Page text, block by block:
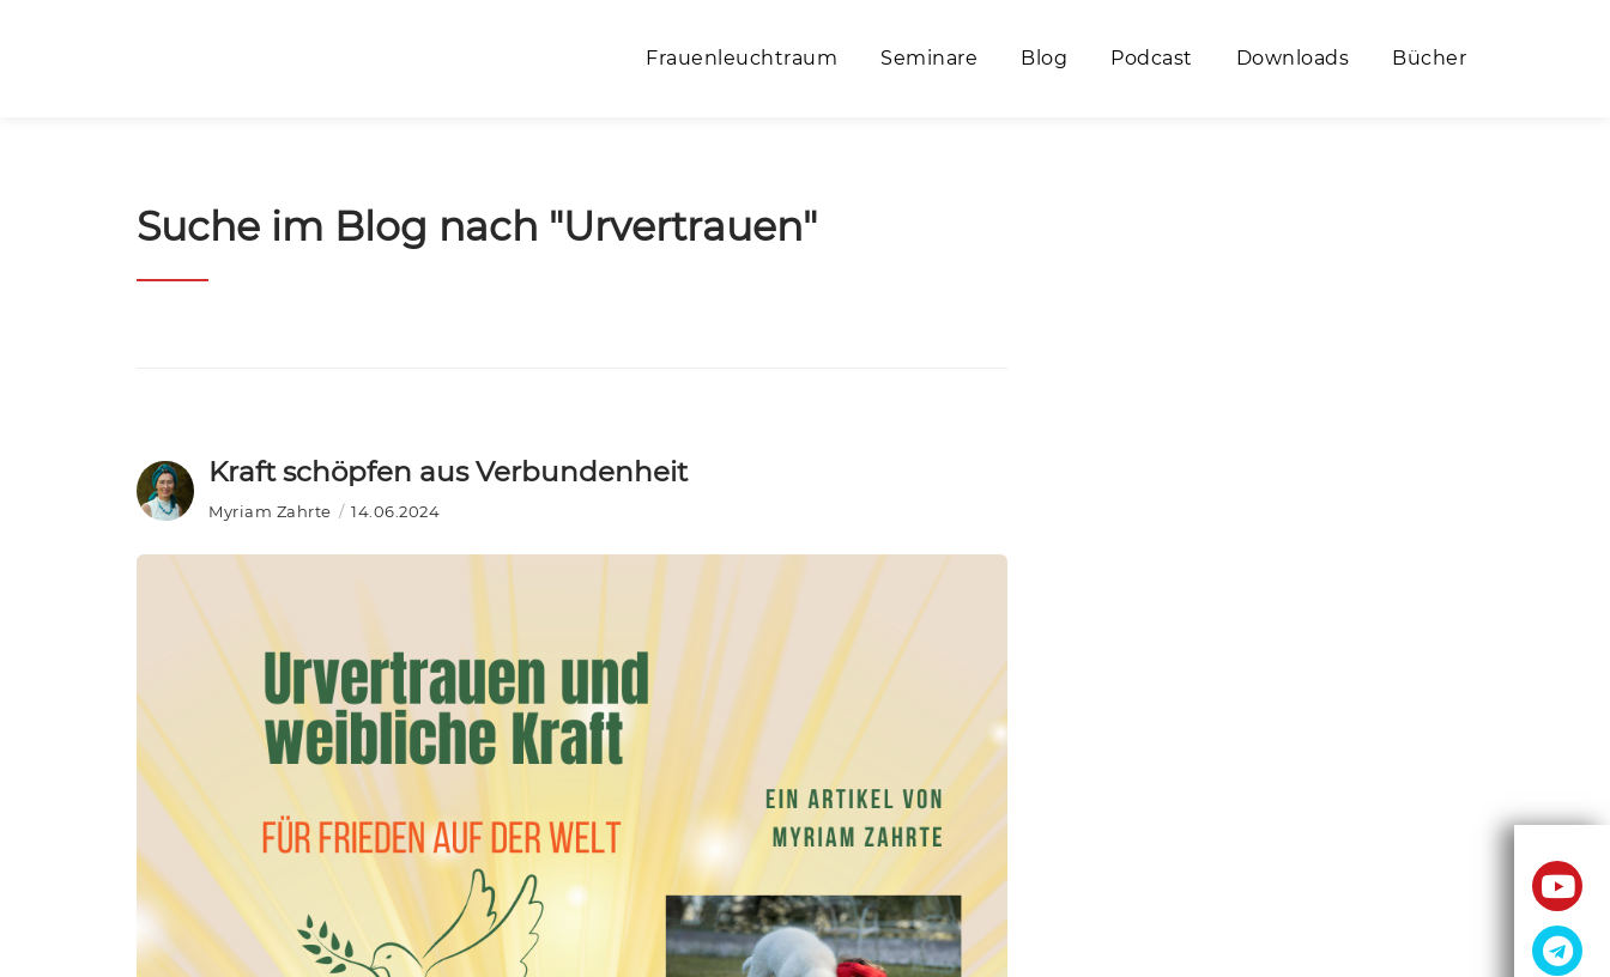
Frauenleuchtraum Seminare Blog Podcast Downloads Bücher
Suche im Blog nach "Urvertrauen"
Kraft schöpfen aus Verbundenheit
Myriam Zahrte 14.06.2024